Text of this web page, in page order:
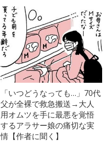
「いつどうなっても…」70代
父が全裸で救急搬送→大人
用オムツを手に最悪を覚悟
するアラサー娘の痛切な実
情【作者に聞く】